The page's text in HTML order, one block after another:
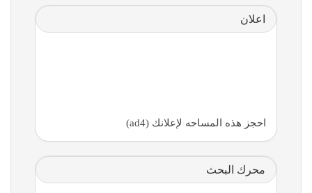
اعلان
احجز هذه المساحه لإعلانك (ad4)
محرك البحث